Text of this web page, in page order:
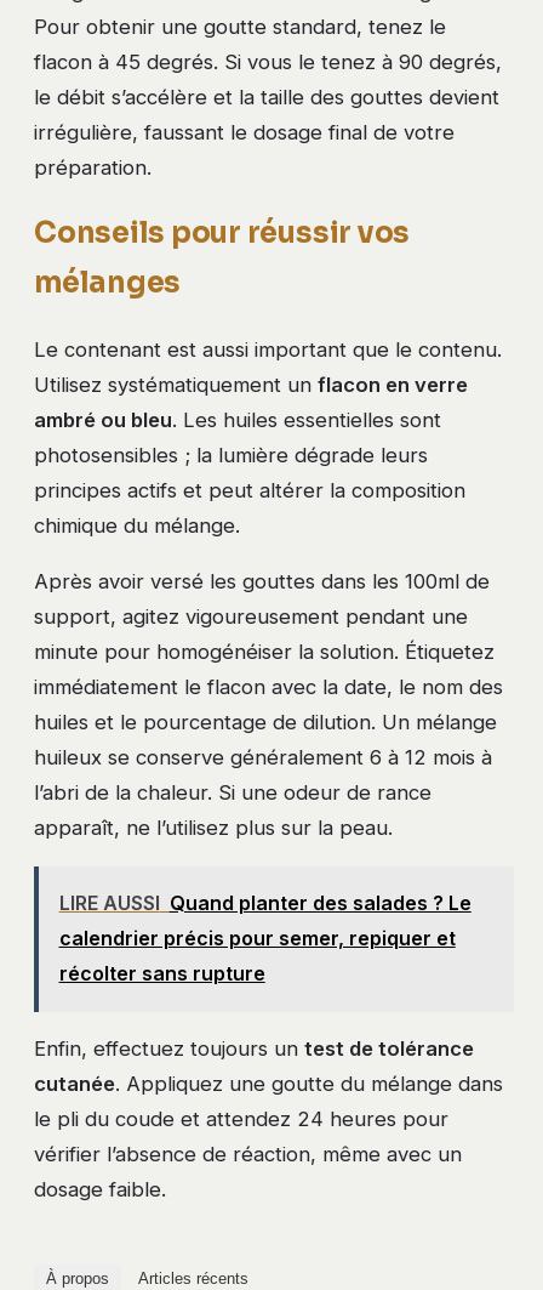
Pour obtenir une goutte standard, tenez le
flacon à 45 degrés. Si vous le tenez à 90 degrés,
le débit s’accélère et la taille des gouttes devient
irrégulière, faussant le dosage final de votre
préparation.
Conseils pour réussir vos
mélanges
Le contenant est aussi important que le contenu.
Utilisez systématiquement un flacon en verre
ambré ou bleu. Les huiles essentielles sont
photosensibles ; la lumière dégrade leurs
principes actifs et peut altérer la composition
chimique du mélange.
Après avoir versé les gouttes dans les 100ml de
support, agitez vigoureusement pendant une
minute pour homogénéiser la solution. Étiquetez
immédiatement le flacon avec la date, le nom des
huiles et le pourcentage de dilution. Un mélange
huileux se conserve généralement 6 à 12 mois à
l’abri de la chaleur. Si une odeur de rance
apparaît, ne l’utilisez plus sur la peau.
LIRE AUSSI Quand planter des salades ? Le
calendrier précis pour semer, repiquer et
récolter sans rupture
Enfin, effectuez toujours un test de tolérance
cutanée. Appliquez une goutte du mélange dans
le pli du coude et attendez 24 heures pour
vérifier l’absence de réaction, même avec un
dosage faible.
À propos Articles récents